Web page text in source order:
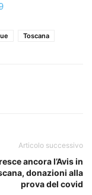
Toscana
Articolo successivo
ancora l’Avis in
donazioni alla
prova del covid